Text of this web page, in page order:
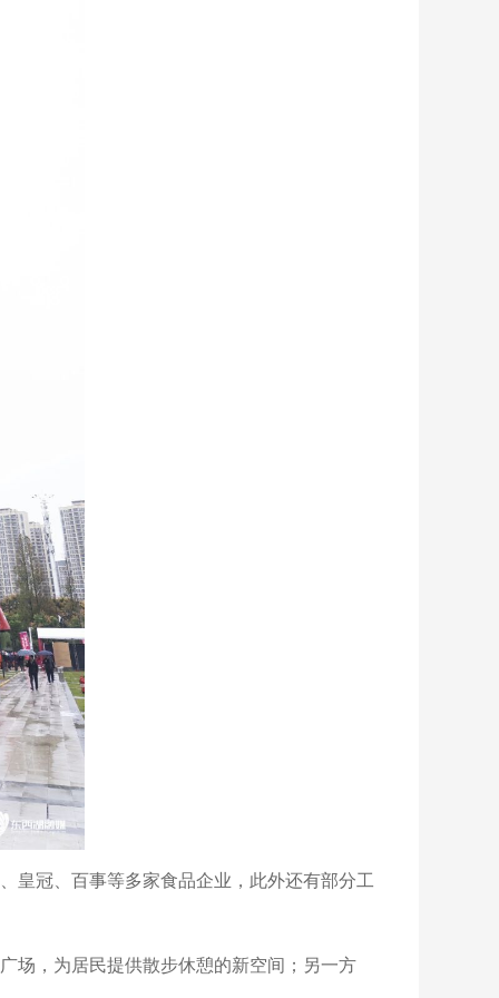
皇冠、百事等多家食品企业，此外还有部分工
场，为居民提供散步休憩的新空间；另一方